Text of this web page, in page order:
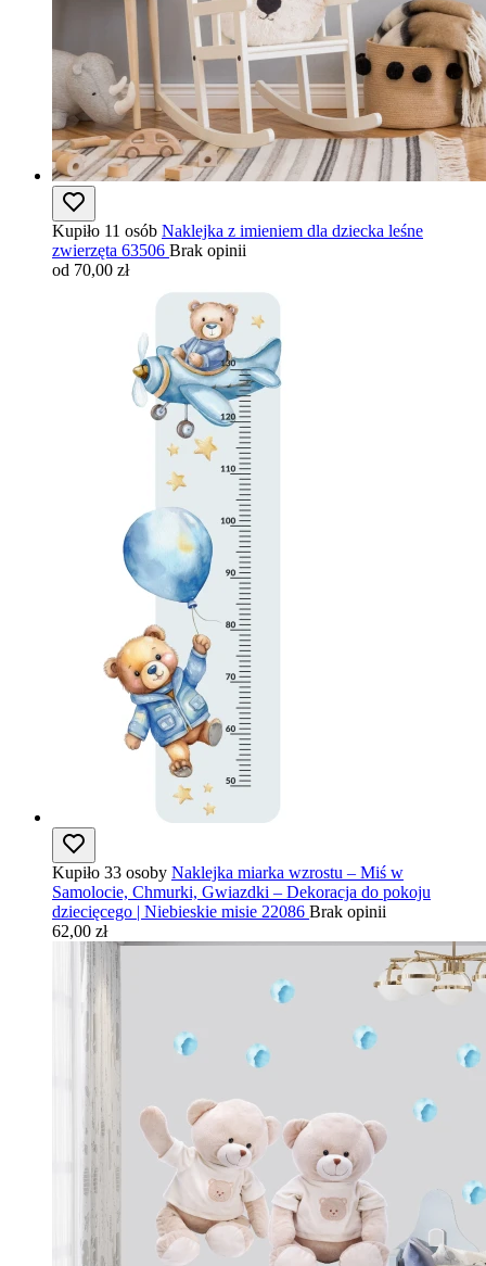
Kupiło 11 osób Naklejka z imieniem dla dziecka leśne
zwierzęta 63506 Brak opinii
od 70,00 zł
Kupiło 33 osoby Naklejka miarka wzrostu – Miś w
Samolocie, Chmurki, Gwiazdki – Dekoracja do pokoju
dziecięcego | Niebieskie misie 22086 Brak opinii
62,00 zł